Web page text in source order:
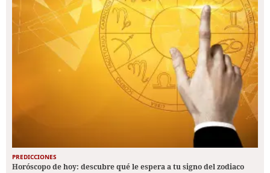
PREDICCIONES
Horóscopo de hoy: descubre qué le espera a tu signo del zodiaco